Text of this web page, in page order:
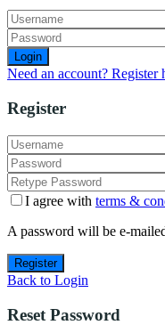
Login
Need an account? Register
Register
I agree with terms &
A password will be e-
Register
Back to Login
Reset Password